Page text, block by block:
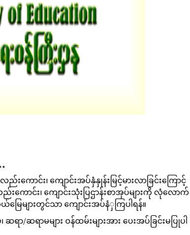
ည်းကောင်း၊ ကျောင်းအပ်နှံနှုန်းမြင့်မားလာခြင်းကြောင့်
ကောင်း၊ ကျောင်းသုံးပြဌာန်းစာအုပ်များကို လုံလောက်
များတွင်သာ ကျောင်းအပ်နံှကြပါရန်။
ာ/ဆရာမများ ဝန်ထမ်းများအား ပေးအပ်ခြင်းမပြုပါ